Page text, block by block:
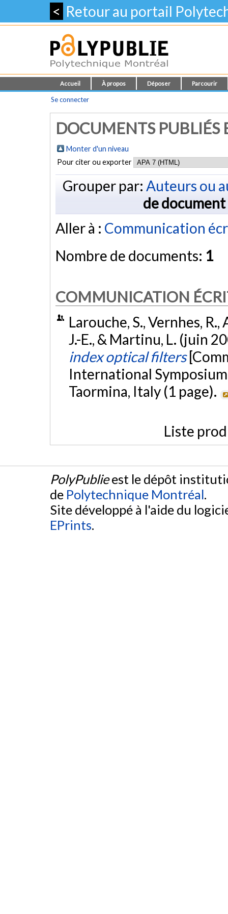
< Retour au portail
Accueil À propos Déposer Parcourir
Se connecter
DOCUMENTS PUBLIÉS
Monter d'un niveau
Pour citer ou exporter
Grouper par: Auteurs ou
de document
Aller à : Communication
Nombre de documents: 1
COMMUNICATION
Larouche, S., Vernhes, R.,
J.-E., & Martinu, L. (juin
index optical filters
International
Taormina, Italy (1 page).
Liste
PolyPublieest le dépôt
de Polytechnique Montréal.
Site développé à l'aide du
EPrints.